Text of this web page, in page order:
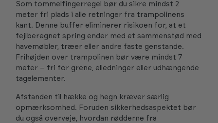
Som tommelfingerregel bør du sikre mindst 2
meter fri plads i alle retninger fra trampolinens
kant. Denne buffer eliminerer risikoen for, at et
fejlberegnet spring ender med et sammenstød med
havemøbler, træer eller andre faste genstande.
Frihøjden over trampolinen bør være mindst 7
meter – fri for grene, elledninger eller udhængende
tagelementer.
Afstanden til hække og hegn kræver særlig
opmærksomhed. Foruden sikkerhedsaspektet bør
du også overveje, hvordan rødderne fra